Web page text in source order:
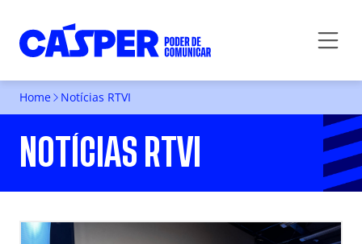
Home Notícias RTVI
NOTÍCIAS RTVI